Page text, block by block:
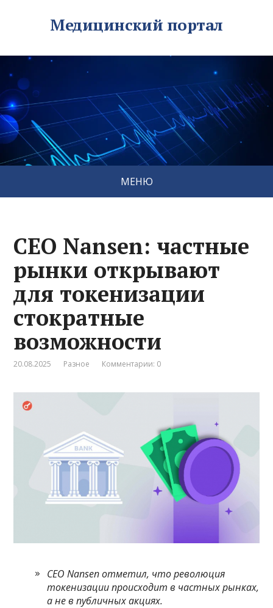
Медицинский портал
МЕНЮ
CEO Nansen: частные
рынки открывают
для токенизации
стократные
возможности
20.08.2025 Разное Комментарии: 0
CEO Nansen отметил, что революция
токенизации происходит в частных рынках,
а не в публичных акциях.